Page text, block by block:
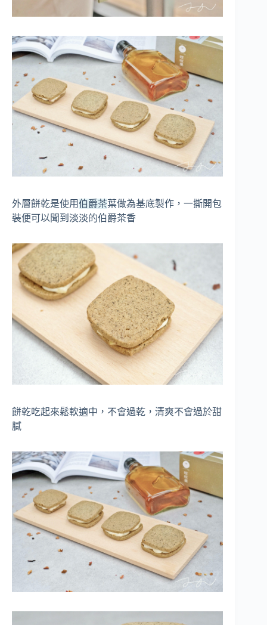
外層餅乾是使用伯爵茶葉做為基底製作，一撕開包
裝便可以聞到淡淡的伯爵茶香
餅乾吃起來鬆軟適中，不會過乾，清爽不會過於甜
膩